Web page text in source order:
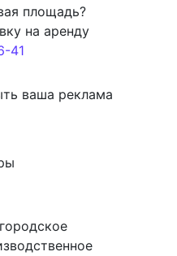
площадь?
на аренду
41
ваша реклама